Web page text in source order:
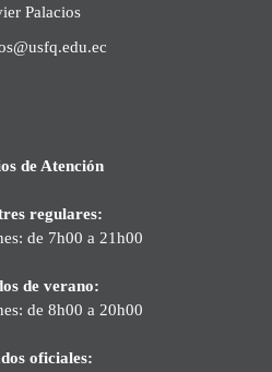
Palacios
de Atención
regulares:
de 7h00 a 21h00
de verano:
de 8h00 a 20h00
oficiales: